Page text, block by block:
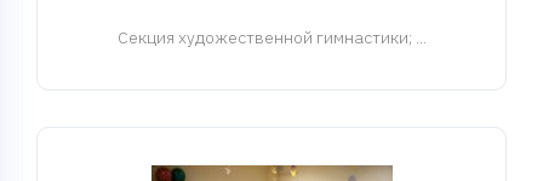
Cекция художественной гимнастики; ...